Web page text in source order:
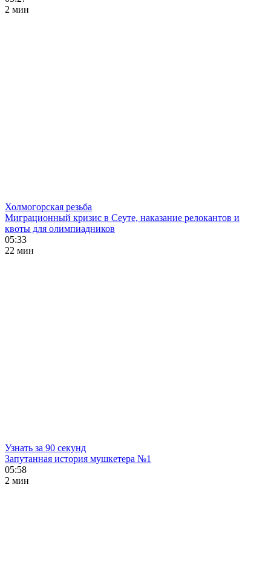
2 мин
Холмогорская резьба
Миграционный кризис в Сеуте, наказание релокантов и
квоты для олимпиадников
05:33
22 мин
Узнать за 90 секунд
Запутанная история мушкетера №1
05:58
2 мин